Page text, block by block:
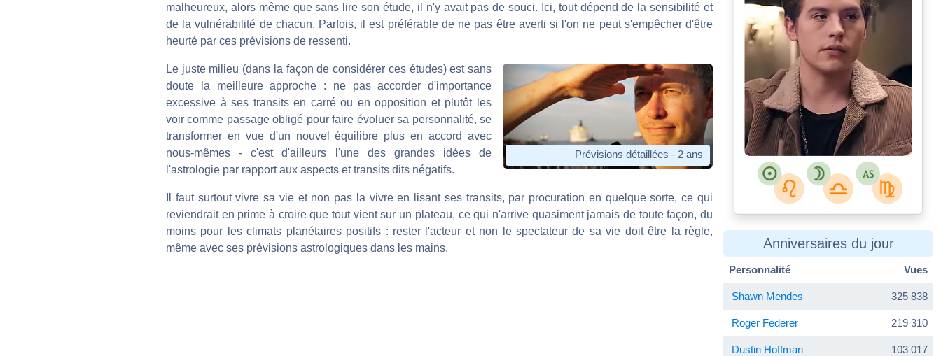
malheureux, alors même que sans lire son étude, il n'y avait pas de souci. Ici, tout dépend de la sensibilité et
de la vulnérabilité de chacun. Parfois, il est préférable de ne pas être averti si l'on ne peut s'empêcher d'être
heurté par ces prévisions de ressenti.
Prévisions détaillées - 2 ans
Le juste milieu (dans la façon de considérer ces études) est sans
doute la meilleure approche : ne pas accorder d'importance
excessive à ses transits en carré ou en opposition et plutôt les
voir comme passage obligé pour faire évoluer sa personnalité, se
transformer en vue d'un nouvel équilibre plus en accord avec
nous-mêmes - c'est d'ailleurs l'une des grandes idées de
l'astrologie par rapport aux aspects et transits dits négatifs.
Il faut surtout vivre sa vie et non pas la vivre en lisant ses transits, par procuration en quelque sorte, ce qui
reviendrait en prime à croire que tout vient sur un plateau, ce qui n'arrive quasiment jamais de toute façon, du
moins pour les climats planétaires positifs : rester l'acteur et non le spectateur de sa vie doit être la règle,
même avec ses prévisions astrologiques dans les mains.
Anniversaires du jour
Personnalité Vues
Shawn Mendes 325 838
Roger Federer 219 310
Dustin Hoffman 103 017